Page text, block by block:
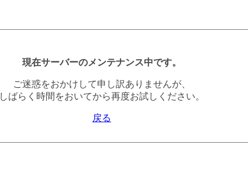
現在サーバーのメンテナンス中です。
ご迷惑をおかけして申し訳ありませんが、
しばらく時間をおいてから再度お試しください。
戻る